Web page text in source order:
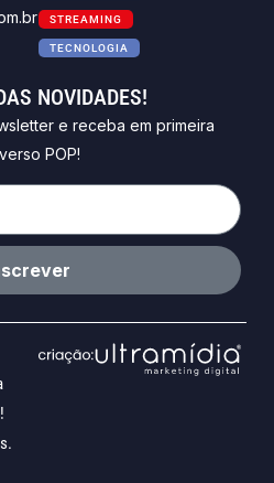
STREAMING
TECNOLOGIA
NOVIDADES!
e receba em primeira
POP!